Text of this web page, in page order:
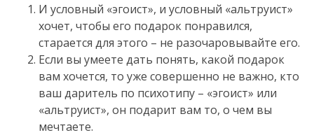
И условный «эгоист», и условный «альтруист»
хочет, чтобы его подарок понравился,
старается для этого – не разочаровывайте его.
Если вы умеете дать понять, какой подарок
вам хочется, то уже совершенно не важно, кто
ваш даритель по психотипу – «эгоист» или
«альтруист», он подарит вам то, о чем вы
мечтаете.